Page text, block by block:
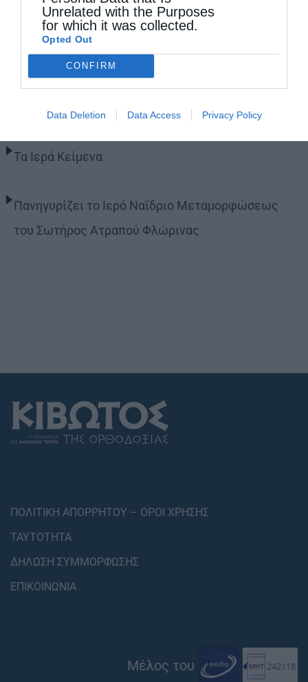
Unrelated with the Purposes
for which it was collected.
Opted Out
CONFIRM
Data Deletion Data Access Privacy Policy
Φαβριανά Μονοφατσίου
Θεία Λειτουργία στην Παναγιά Πεδιάδος
Θεία Λειτουργία στο Μασταμπά Ηρακλείου
Τα Ιερά Κείμενα
Πανηγυρίζει το Ιερό Ναΐδριο Μεταμορφώσεως
του Σωτήρος Ατραπού Φλώρινας
ΠΟΛΙΤΙΚΗ ΑΠΟΡΡΗΤΟΥ – ΟΡΟΙ ΧΡΗΣΗΣ
ΤΑΥΤΟΤΗΤΑ
ΔΗΛΩΣΗ ΣΥΜΜΟΡΦΩΣΗΣ
ΕΠΙΚΟΙΝΩΝΙΑ
Μέλος του